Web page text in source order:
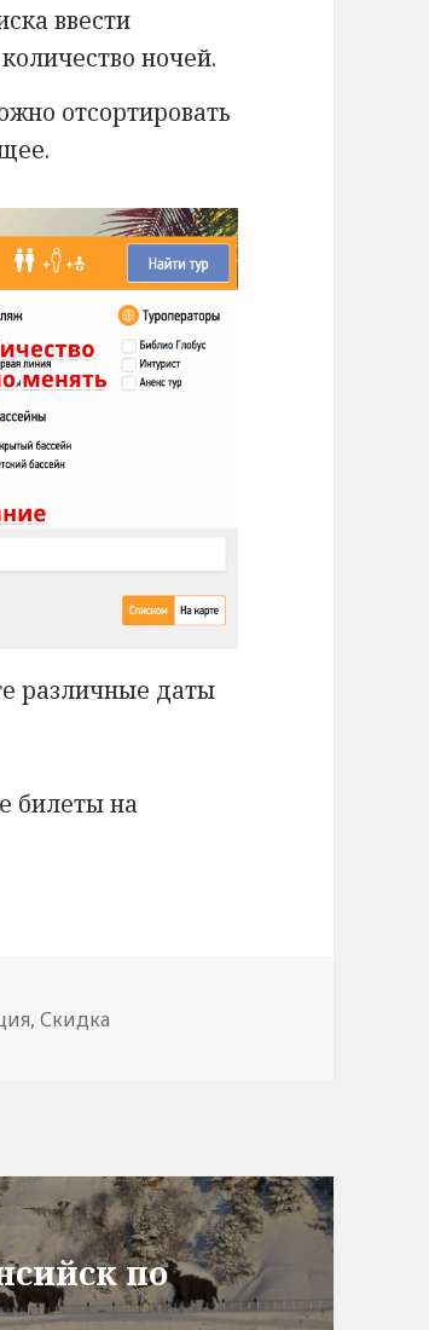
ввести
ночей.
отсортировать
различные даты
билеты на
,Скидка
по